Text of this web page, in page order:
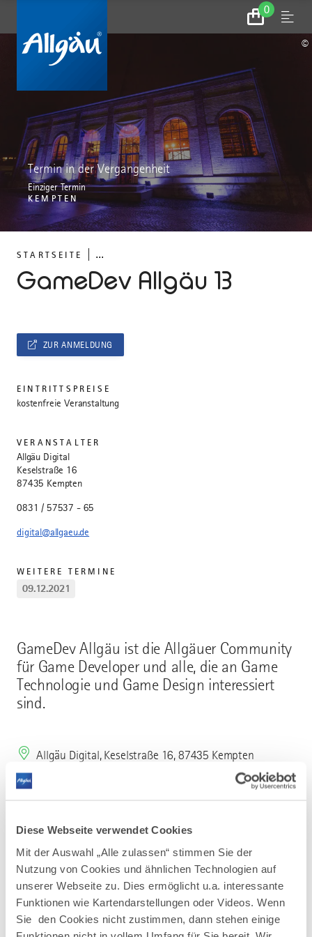
Diese Webseite verwendet Cookies
Mit der Auswahl „Alle zulassen“ stimmen Sie der
Nutzung von Cookies und ähnlichen Technologien auf
unserer Webseite zu. Dies ermöglicht u.a. interessante
Funktionen wie Kartendarstellungen oder Videos. Wenn
Sie den Cookies nicht zustimmen, dann stehen einige
0
Zum
Warenkorb
Menu
STARTSEITE ...
GameDev Allgäu 13
Termin in der Vergangenheit
Einziger Termin
KEMPTEN
©
GameDev Allgäu ist die Allgäuer Community
für Game Developer und alle, die an Game
Technologie und Game Design interessiert
sind.
Allgäu Digital, Keselstraße 16, 87435 Kempten
Mehr erfahren
ZUR ANMELDUNG
EINTRITTSPREISE
kostenfreie Veranstaltung
VERANSTALTER
Allgäu Digital
Keselstraße 16
87435 Kempten
0831 / 57537 - 65
digital@allgaeu.de
WEITERE TERMINE
09.12.2021